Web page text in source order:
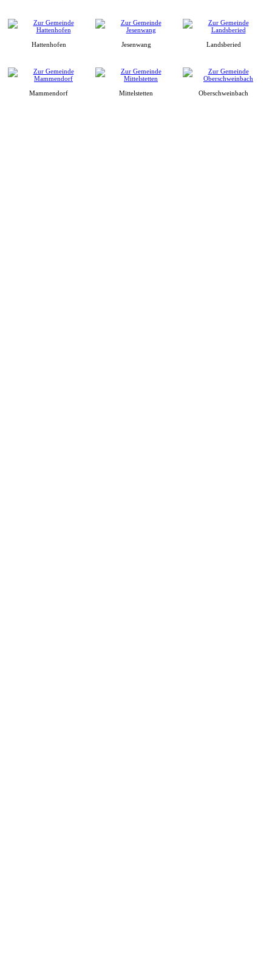
Hattenhofen Jesenwang Landsberied
Mammendorf Mittelstetten Oberschweinbach